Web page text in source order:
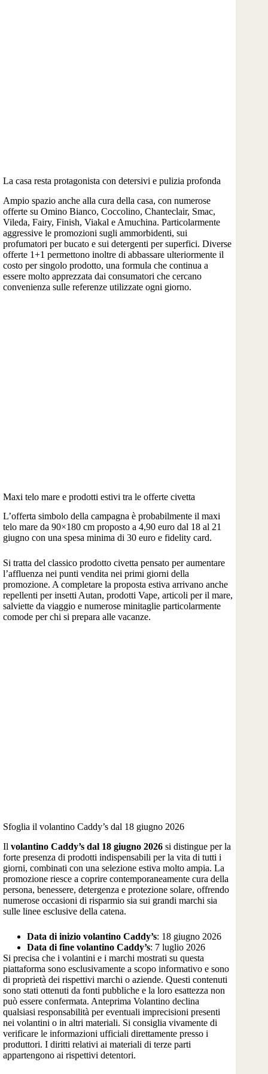
La casa resta protagonista con detersivi e pulizia profonda
Ampio spazio anche alla cura della casa, con numerose
offerte su Omino Bianco, Coccolino, Chanteclair, Smac,
Vileda, Fairy, Finish, Viakal e Amuchina. Particolarmente
aggressive le promozioni sugli ammorbidenti, sui
profumatori per bucato e sui detergenti per superfici. Diverse
offerte 1+1 permettono inoltre di abbassare ulteriormente il
costo per singolo prodotto, una formula che continua a
essere molto apprezzata dai consumatori che cercano
convenienza sulle referenze utilizzate ogni giorno.
Maxi telo mare e prodotti estivi tra le offerte civetta
L’offerta simbolo della campagna è probabilmente il maxi
telo mare da 90×180 cm proposto a 4,90 euro dal 18 al 21
giugno con una spesa minima di 30 euro e fidelity card.
Si tratta del classico prodotto civetta pensato per aumentare
l’affluenza nei punti vendita nei primi giorni della
promozione. A completare la proposta estiva arrivano anche
repellenti per insetti Autan, prodotti Vape, articoli per il mare,
salviette da viaggio e numerose minitaglie particolarmente
comode per chi si prepara alle vacanze.
Sfoglia il volantino Caddy’s dal 18 giugno 2026
Il volantino Caddy’s dal 18 giugno 2026 si distingue per la
forte presenza di prodotti indispensabili per la vita di tutti i
giorni, combinati con una selezione estiva molto ampia. La
promozione riesce a coprire contemporaneamente cura della
persona, benessere, detergenza e protezione solare, offrendo
numerose occasioni di risparmio sia sui grandi marchi sia
sulle linee esclusive della catena.
Data di inizio volantino Caddy’s: 18 giugno 2026
Data di fine volantino Caddy’s: 7 luglio 2026
Si precisa che i volantini e i marchi mostrati su questa
piattaforma sono esclusivamente a scopo informativo e sono
di proprietà dei rispettivi marchi o aziende. Questi contenuti
sono stati ottenuti da fonti pubbliche e la loro esattezza non
può essere confermata. Anteprima Volantino declina
qualsiasi responsabilità per eventuali imprecisioni presenti
nei volantini o in altri materiali. Si consiglia vivamente di
verificare le informazioni ufficiali direttamente presso i
produttori. I diritti relativi ai materiali di terze parti
appartengono ai rispettivi detentori.